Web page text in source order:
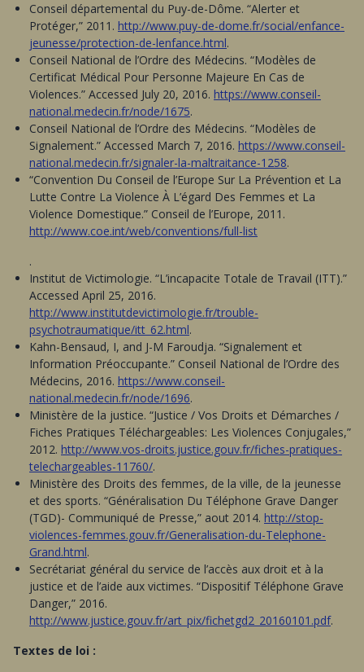
Conseil départemental du Puy-de-Dôme. “Alerter et
Protéger,” 2011. http://www.puy-de-dome.fr/social/enfance-
jeunesse/protection-de-lenfance.html.
Conseil National de l’Ordre des Médecins. “Modèles de
Certificat Médical Pour Personne Majeure En Cas de
Violences.” Accessed July 20, 2016. https://www.conseil-
national.medecin.fr/node/1675.
Conseil National de l’Ordre des Médecins. “Modèles de
Signalement.” Accessed March 7, 2016. https://www.conseil-
national.medecin.fr/signaler-la-maltraitance-1258.
“Convention Du Conseil de l’Europe Sur La Prévention et La
Lutte Contre La Violence À L’égard Des Femmes et La
Violence Domestique.” Conseil de l’Europe, 2011.
http://www.coe.int/web/conventions/full-list
.
Institut de Victimologie. “L’incapacite Totale de Travail (ITT).”
Accessed April 25, 2016.
http://www.institutdevictimologie.fr/trouble-
psychotraumatique/itt_62.html.
Kahn-Bensaud, I, and J-M Faroudja. “Signalement et
Information Préoccupante.” Conseil National de l’Ordre des
Médecins, 2016. https://www.conseil-
national.medecin.fr/node/1696.
Ministère de la justice. “Justice / Vos Droits et Démarches /
Fiches Pratiques Téléchargeables: Les Violences Conjugales,”
2012. http://www.vos-droits.justice.gouv.fr/fiches-pratiques-
telechargeables-11760/.
Ministère des Droits des femmes, de la ville, de la jeunesse
et des sports. “Généralisation Du Téléphone Grave Danger
(TGD)- Communiqué de Presse,” aout 2014. http://stop-
violences-femmes.gouv.fr/Generalisation-du-Telephone-
Grand.html.
Secrétariat général du service de l’accès aux droit et à la
justice et de l’aide aux victimes. “Dispositif Téléphone Grave
Danger,” 2016.
http://www.justice.gouv.fr/art_pix/fichetgd2_20160101.pdf.
Textes de loi :